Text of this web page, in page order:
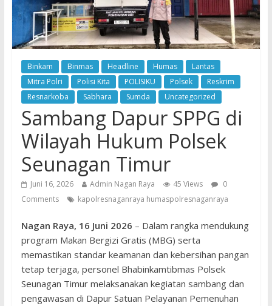
Binkam Binmas Headline Humas
Lantas
Mitra Polri
Polisi Kita POLISIKU Polsek
Reskrim
Resnarkoba
Sabhara Sumda Uncategorized
Sambang Dapur SPPG di
Wilayah Hukum Polsek
Seunagan Timur
Juni 16, 2026 Admin Nagan Raya 45 Views
0
Comments
kapolresnaganraya humaspolresnaganraya
Nagan Raya, 16 Juni 2026 – Dalam rangka mendukung
program Makan Bergizi Gratis (MBG) serta
memastikan standar keamanan dan kebersihan pangan
tetap terjaga, personel Bhabinkamtibmas Polsek
Seunagan Timur melaksanakan kegiatan sambang dan
pengawasan di Dapur Satuan Pelayanan Pemenuhan